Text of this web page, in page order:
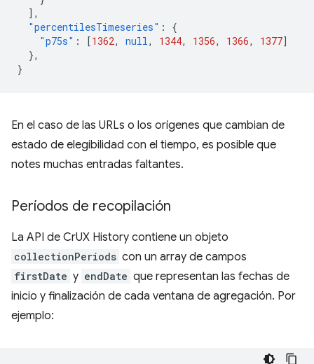
],
"percentilesTimeseries" :
{
"p75s" : [1362, null, 1344, 1356, 1366, 1377]
},
}
En el caso de las URLs o los orígenes que cambian de
estado de elegibilidad con el tiempo, es posible que
notes muchas entradas faltantes.
Períodos de recopilación
La API de CrUX History contiene un objeto
collectionPeriods con un array de campos
firstDate y endDate que representan las fechas de
inicio y finalización de cada ventana de agregación. Por
ejemplo: